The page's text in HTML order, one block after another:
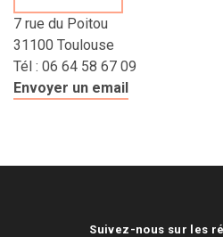
7 rue du Poitou
31100 Toulouse
Tél : 06 64 58 67 09
Envoyer un email
Suivez-nous sur les